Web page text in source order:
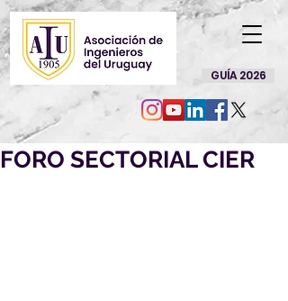
GUÍA 2026
FORO SECTORIAL CIER